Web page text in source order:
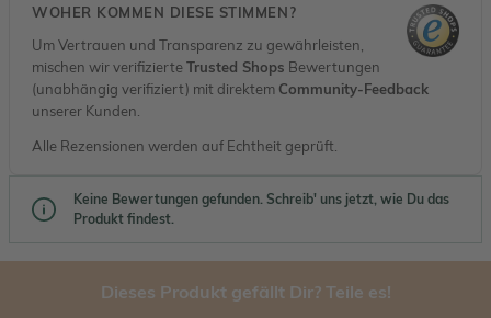
WOHER KOMMEN DIESE STIMMEN?
Um Vertrauen und Transparenz zu gewährleisten,
mischen wir verifizierteTrusted Shops Bewertungen
(unabhängig verifiziert) mit direktem Community-Feedback
unserer Kunden.
Alle Rezensionen werden auf Echtheit geprüft.
Keine Bewertungen gefunden. Schreib' uns jetzt, wie Du das
Produkt findest.
Dieses Produkt gefällt Dir? Teile es!